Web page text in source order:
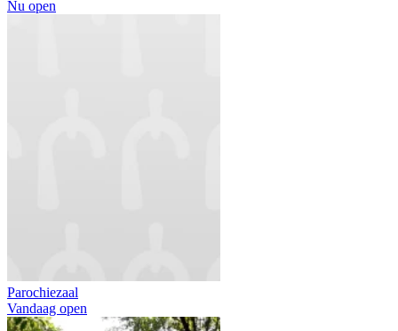
Nu open
Parochiezaal
Vandaag open